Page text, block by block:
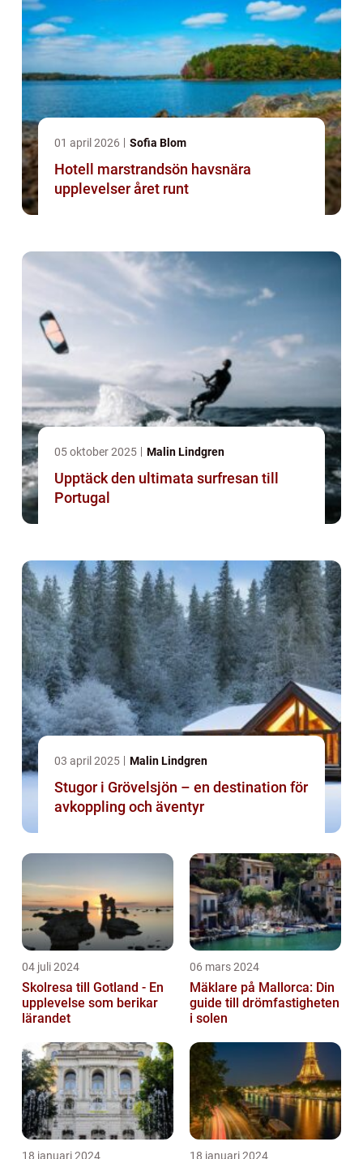
01 april 2026 Sofia Blom
Hotell marstrandsön havsnära
upplevelser året runt
05 oktober 2025 Malin Lindgren
Upptäck den ultimata surfresan till
Portugal
03 april 2025 Malin Lindgren
Stugor i Grövelsjön – en destination för
avkoppling och äventyr
04 juli 2024
Skolresa till Gotland - En
upplevelse som berikar
lärandet
06 mars 2024
Mäklare på Mallorca: Din
guide till drömfastigheten
i solen
18 januari 2024 18 januari 2024